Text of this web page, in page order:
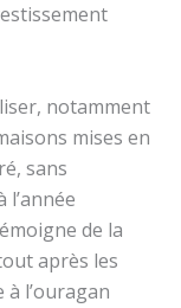
notamment
mises en
sans
de la
après les
l’ouragan